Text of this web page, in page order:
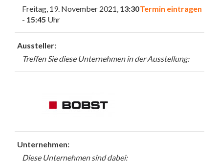
Termin eintragen
Freitag, 19. November 2021, 13:30
- 15:45 Uhr
Aussteller:
Treffen Sie diese Unternehmen in der Ausstellung:
Unternehmen:
Diese Unternehmen sind dabei: